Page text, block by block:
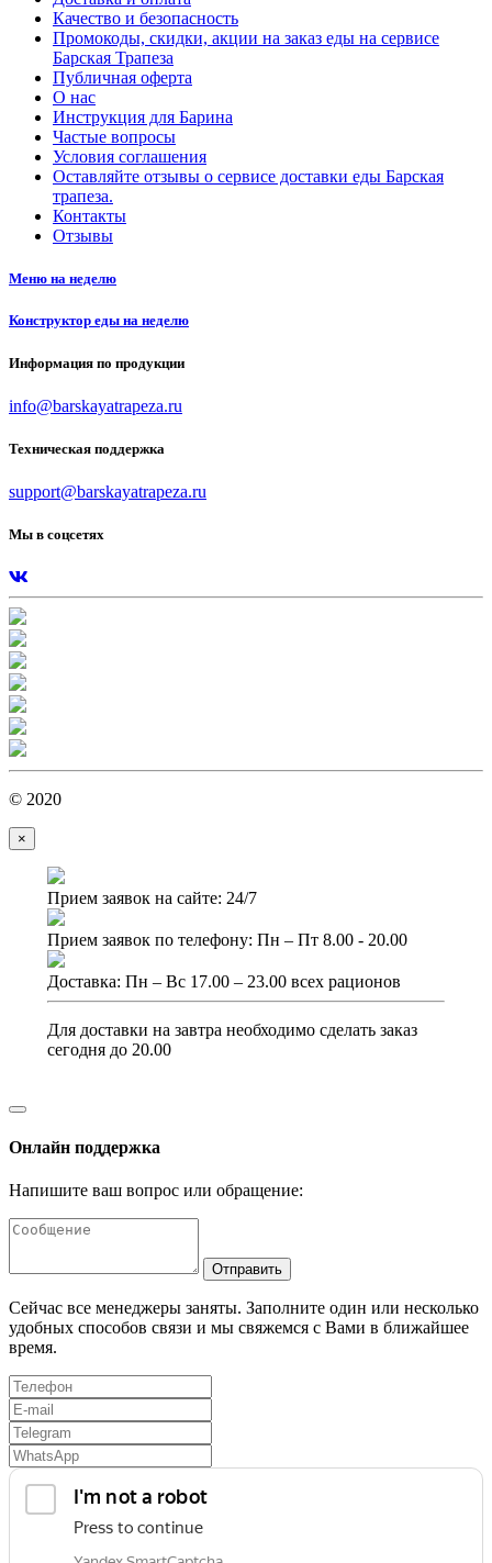
Качество и безопасность
Промокоды, скидки, акции на заказ еды на сервисе
Барская Трапеза
Публичная оферта
О нас
Инструкция для Барина
Частые вопросы
Условия соглашения
Оставляйте отзывы о сервисе доставки еды Барская
трапеза.
Контакты
Отзывы
Меню на неделю
Конструктор еды на неделю
Информация по продукции
info@barskayatrapeza.ru
Техническая поддержка
support@barskayatrapeza.ru
Мы в соцсетях
© 2020
×
Прием заявок на сайте: 24/7
Прием заявок по телефону: Пн – Пт 8.00 - 20.00
Доставка: Пн – Вс 17.00 – 23.00 всех рационов
Для доставки на завтра необходимо сделать заказ
сегодня до 20.00
Онлайн поддержка
Напишите ваш вопрос или обращение:
Отправить
Сейчас все менеджеры заняты. Заполните один или несколько
удобных способов связи и мы свяжемся с Вами в ближайшее
время.